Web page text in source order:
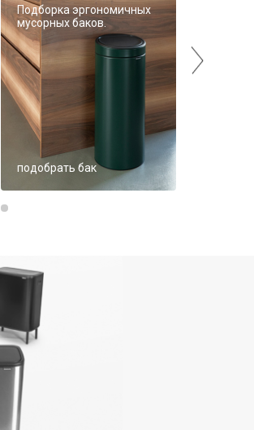
Подборка эргономичных
мусорных баков.
подобрать бак